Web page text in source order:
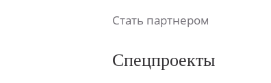
Стать партнером
Спецпроекты